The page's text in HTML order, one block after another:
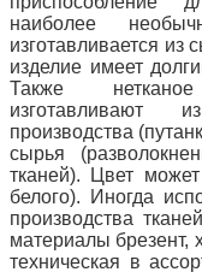
наиболее
изготавливается из
изделие имеет
Также
изготавливают
производства
сырья
тканей).
Цвет
белого).
Иногда
производства
материалы брезент,
техническая в